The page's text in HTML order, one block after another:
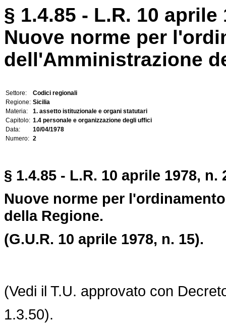
§ 1.4.85 - L.R. 10 aprile
Nuove norme per
dell'Amministrazione
Settore:
Codici regionali
Regione: Sicilia
Materia:
1. assetto istituzionale e organi statutari
Capitolo: 1.4 personale e organizzazione degli uffici
Data:
10/04/1978
Numero: 2
§ 1.4.85 - L.R. 10 aprile 1978, n.
Nuove norme per
della Regione.
(G.U.R. 10 aprile 1978, n. 15).
(Vedi il T.U. approvato con
1.3.50).